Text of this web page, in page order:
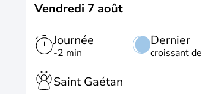
Vendredi 7 août
Journée
-2 min
Dernier
croissant de
Saint Gaétan